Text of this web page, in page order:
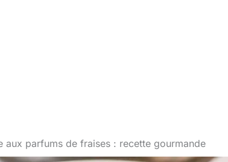
aux parfums de fraises : recette gourmande